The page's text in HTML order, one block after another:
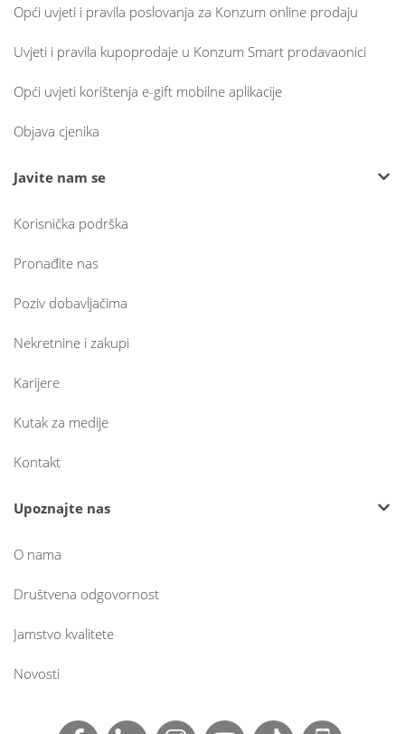
Opći uvjeti i pravila poslovanja za Konzum online prodaju
Uvjeti i pravila kupoprodaje u Konzum Smart prodavaonici
Opći uvjeti korištenja e-gift mobilne aplikacije
Objava cjenika
Javite nam se
Korisnička podrška
Pronađite nas
Poziv dobavljačima
Nekretnine i zakupi
Karijere
Kutak za medije
Kontakt
Upoznajte nas
O nama
Društvena odgovornost
Jamstvo kvalitete
Novosti